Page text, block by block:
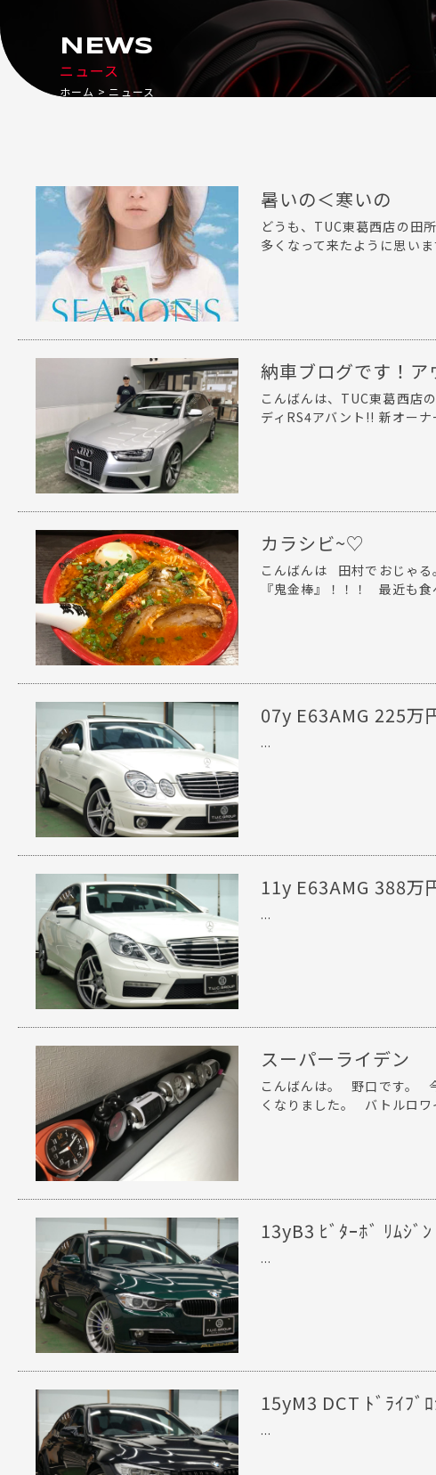
ニュース
NEWS
ホーム ニュース
暑いの＜寒いの
どうも、TUC東葛西店の田
多くなって来たように思い
納車ブログです！
こんばんは、TUC東葛西店
ディRS4アバント!! 新オー
カラシビ~♡
こんばんは 田村でおじゃ
『鬼金棒』！！！ 最近も食
07y E63AMG 225万
...
11y E63AMG 388万
...
スーパーライデン
こんばんは。 野口です。
くなりました。 バトルロワ
13yB3 ﾋﾞﾀｰﾎﾞ ﾘﾑｼ
...
15yM3 DCT ﾄﾞﾗｲﾌ
...